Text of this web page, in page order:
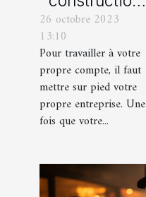
d’une identité
d’entreprise :
que faut-il en
savoir ?
26 octobre 2023
13:10
Pour travailler à votre
propre compte, il faut
mettre sur pied votre
propre entreprise. Une
fois que votre...